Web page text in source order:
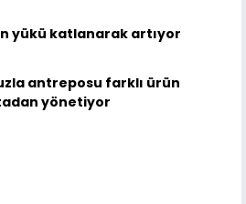
yükü katlanarak artıyor
antreposu farklı ürün
yönetiyor